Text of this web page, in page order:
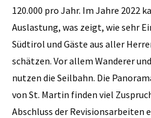
120.000 pro Jahr. Im Jahre 2022
Auslastung, was zeigt, wie sehr
Südtirol und Gäste aus aller
schätzen. Vor allem Wanderer
nutzen die Seilbahn. Die
von St. Martin finden viel
Abschluss der Revisionsarbeiten